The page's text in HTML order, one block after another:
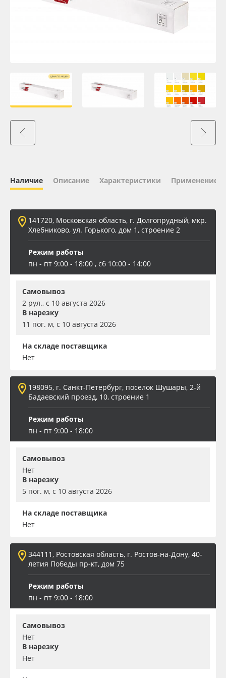
ПЭТ листовой
ПЭТ бэклит
Вспененный ПВХ
Наличие Описание Характеристики Применение
141720, Московская область, г. Долгопрудный, мкр.
Хлебниково, ул. Горького, дом 1, строение 2
Режим работы
пн - пт 9:00 - 18:00 , сб 10:00 - 14:00
Самовывоз
2 рул., с 10 августа 2026
В нарезку
11 пог. м, с 10 августа 2026
На складе поставщика
Нет
198095, г. Санкт-Петербург, поселок Шушары, 2-й
Бадаевский проезд, 10, строение 1
Режим работы
пн - пт 9:00 - 18:00
Самовывоз
Нет
В нарезку
5 пог. м, с 10 августа 2026
На складе поставщика
Нет
344111, Ростовская область, г. Ростов-на-Дону, 40-
летия Победы пр-кт, дом 75
Режим работы
пн - пт 9:00 - 18:00
Самовывоз
Нет
В нарезку
Нет